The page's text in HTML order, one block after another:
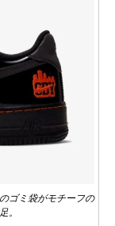
ゴミ袋がモチーフの
。